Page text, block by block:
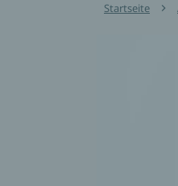
Startseite